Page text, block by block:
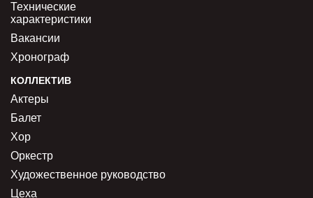
Технические
характеристики
Вакансии
Хронограф
КОЛЛЕКТИВ
Актеры
Балет
Хор
Оркестр
Художественное руководство
Цеха